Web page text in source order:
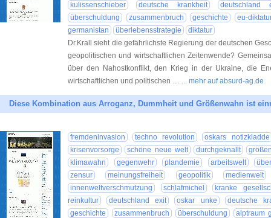
kulissenschieber
deutsche krankheit
deutschland
überschuldung
zusammenbruch geschichte
eu-
germanistan
überlebensstrategie
diktatur
Dr.Krall sieht die gefährlichste Regierung der deutschen
geopolitischen und wirtschaftlichen Zeitenwende?
über den Nahostkonflikt, den Krieg in der Ukraine, die
wirtschaftlichen und politischen … ... mehr auf absurd-ag.de
Diese Kombination aus Arroganz, Dummheit und Größenwahn ist
fremdeninvasion techno revolution
oskars notizkladde
krisenvorsorge
schöne neue welt durchgeknallt
klimawahn
gegenwehr plandemie arbeitswelt
zensur
meinungsfreiheit geopolitik
medienwelt
innenweltverschmutzung
schlafmichel
kranke
reinkultur
deutschland exit oskar unke
deutsche
geschichte
zusammenbruch überschuldung
alptraum